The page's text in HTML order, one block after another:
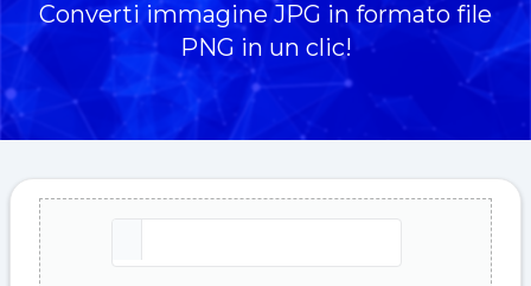
Converti immagine JPG in formato file
PNG in un clic!